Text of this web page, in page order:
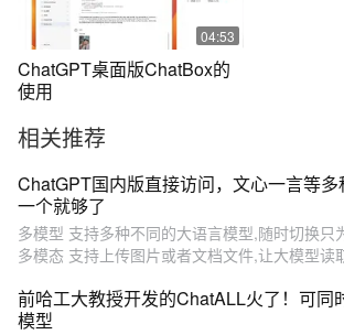
04:53
ChatGPT桌面版ChatBox的
使用
相关推荐
ChatGPT国内版直接访问，文心一言等
一个就够了
多模型 支持多种不同的大语言模型,随时切换只
多模态 支持上传图片或者文档文件,让大模型读
前哈工大教授开发的ChatALL火了！可同
模型